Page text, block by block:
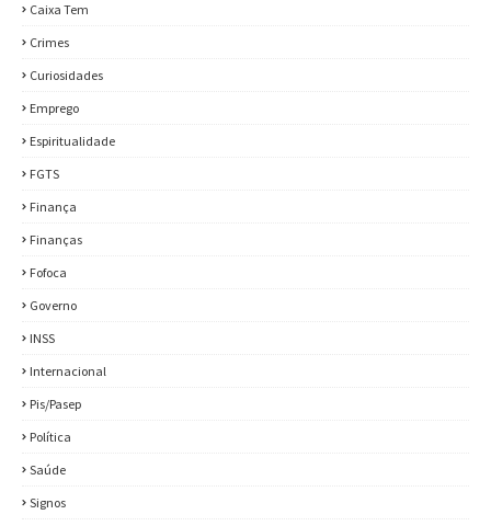
Caixa Tem
Crimes
Curiosidades
Emprego
Espiritualidade
FGTS
Finança
Finanças
Fofoca
Governo
INSS
Internacional
Pis/Pasep
Política
Saúde
Signos